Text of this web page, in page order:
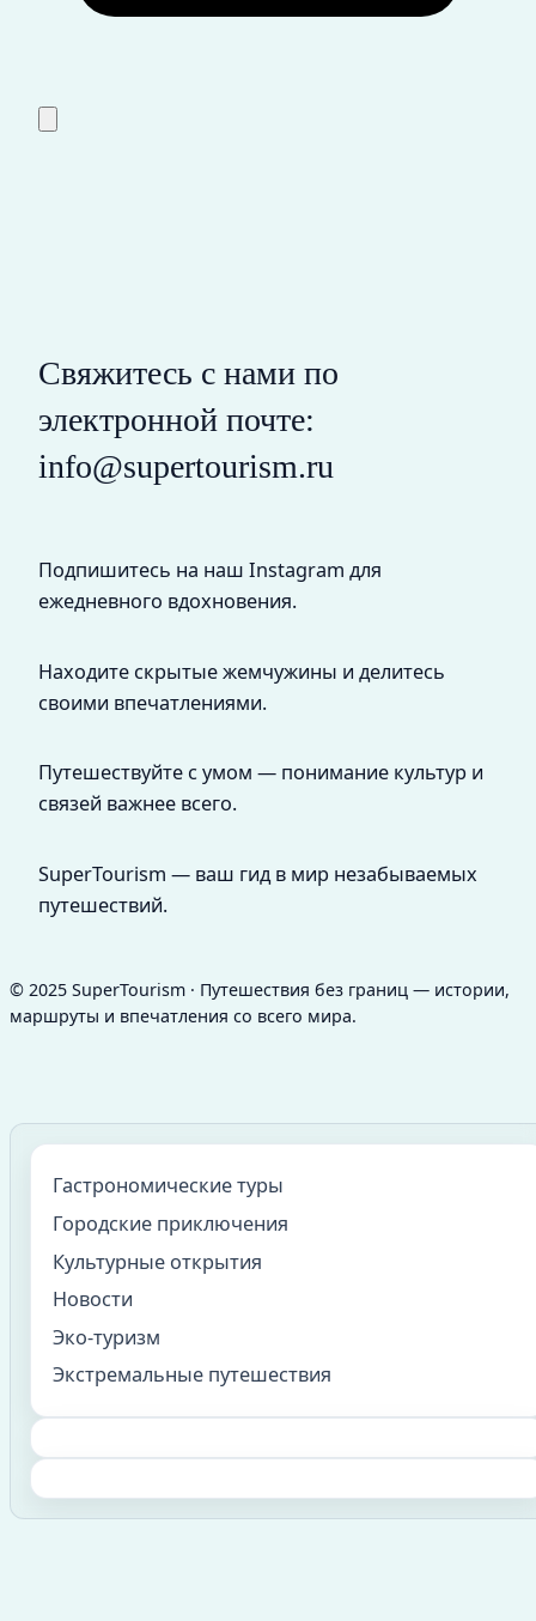
Свяжитесь с нами по
электронной почте:
info@supertourism.ru
Подпишитесь на наш Instagram для
ежедневного вдохновения.
Находите скрытые жемчужины и делитесь
своими впечатлениями.
Путешествуйте с умом — понимание культур и
связей важнее всего.
SuperTourism — ваш гид в мир незабываемых
путешествий.
© 2025 SuperTourism · Путешествия без границ — истории,
маршруты и впечатления со всего мира.
Гастрономические туры
Городские приключения
Культурные открытия
Новости
Эко-туризм
Экстремальные путешествия